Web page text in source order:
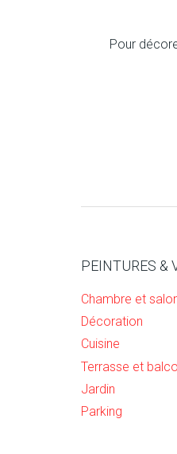
Pour
PEINTURES &
Chambre et
Décoration
Cuisine
Terrasse et
Jardin
Parking